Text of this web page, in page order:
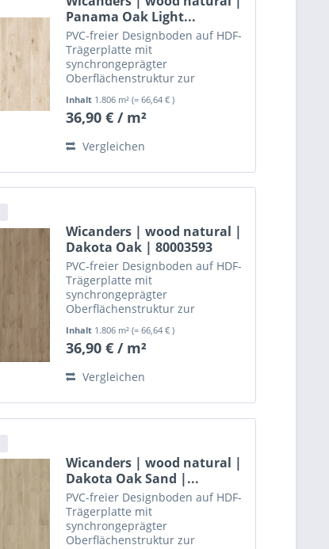
Panama Oak Light...
PVC-freier Designboden auf HDF-
Trägerplatte mit
synchrongeprägter
Oberflächenstruktur zur
Verlegung.
Inhalt 1.806 m²(= 66,64 € )
36,90 € / m²
Vergleichen
Wicanders | wood natural |
Dakota Oak | 80003593
PVC-freier Designboden auf HDF-
Trägerplatte mit
synchrongeprägter
Oberflächenstruktur zur
Verlegung.
Inhalt 1.806 m²(= 66,64 € )
36,90 € / m²
Vergleichen
Wicanders | wood natural |
Dakota Oak Sand |...
PVC-freier Designboden auf HDF-
Trägerplatte mit
synchrongeprägter
Oberflächenstruktur zur